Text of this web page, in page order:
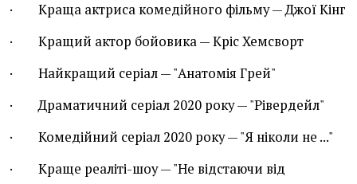
· Краща актриса комедійного фільму — Джої Кінг
· Кращий актор бойовика — Кріс Хемсворт
· Найкращий серіал — "Анатомія Грей"
· Драматичний серіал 2020 року — "Рівердейл"
· Комедійний серіал 2020 року — "Я ніколи не ..."
· Краще реаліті-шоу — "Не відстаючи від